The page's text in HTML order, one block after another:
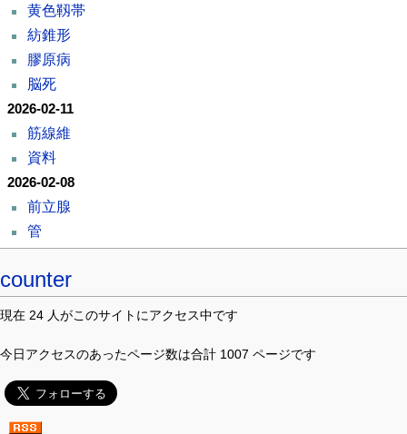
黄色靱帯
紡錐形
膠原病
脳死
2026-02-11
筋線維
資料
2026-02-08
前立腺
管
counter
現在 24 人がこのサイトにアクセス中です
今日アクセスのあったページ数は合計 1007 ページです